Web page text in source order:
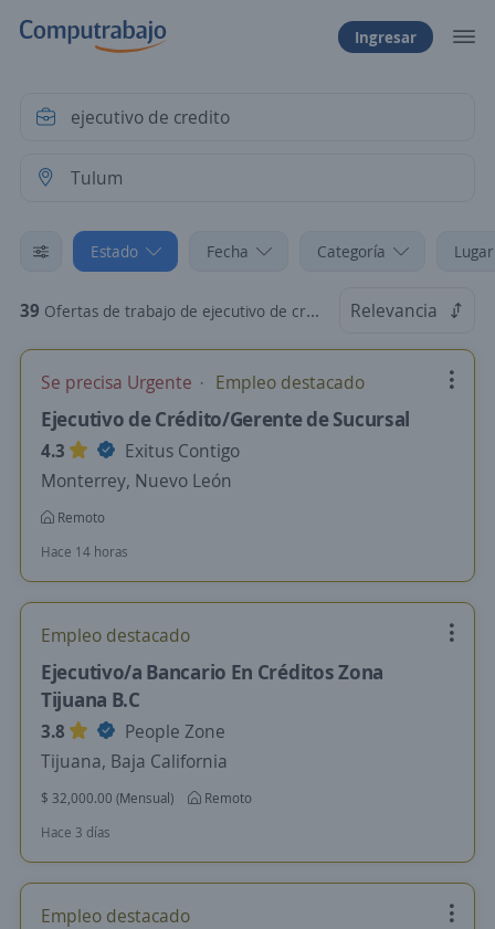
Ingresar
Estado Fecha Categoría
39 Ofertas de trabajo de ejecutivo de credito en Tulum, Quintana Roo Relevancia
Se precisa Urgente Empleo destacado
Ejecutivo de Crédito/Gerente de Sucursal
4.3
Exitus Contigo
Monterrey, Nuevo León
Remoto
Hace 14 horas
Empleo destacado
Ejecutivo/a Bancario En Créditos Zona
Tijuana B.C
3.8
People Zone
Tijuana, Baja California
$ 32,000.00 (Mensual)
Remoto
Hace 3 días
Empleo destacado